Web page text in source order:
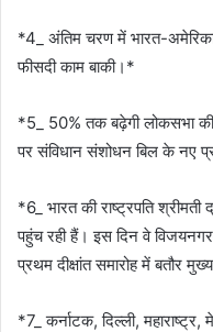
*4_ अंतिम चरण में भारत-
फीसदी काम बाकी।*
*5_ 50% तक बढ़ेगी लोकसभा की
पर संविधान संशोधन बिल के नए
*6_ भारत की राष्ट्रपति
पहुंच रही हैं। इस दिन वे
प्रथम दीक्षांत समारोह में बतौर
*7_ कर्नाटक, दिल्ली,